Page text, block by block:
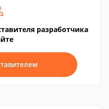
разработчика